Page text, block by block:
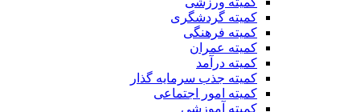
کمیته گردشگری
کمیته فرهنگی
کمیته عمران
کمیته درآمد
کمیته جذب سرمایه گذار
کمیته امور اجتماعی
کمیته آموزشی